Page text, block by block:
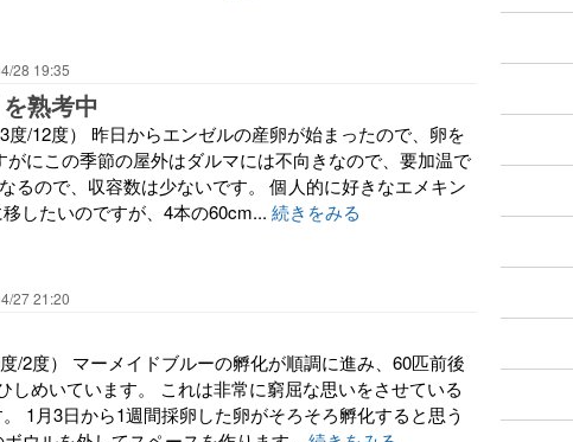
28 19:35
熟考中
度/12度） 昨日からエンゼルの産卵が始まったので、卵を
がにこの季節の屋外はダルマには不向きなので、要加温で
るので、収容数は少ないです。 個人的に好きなエメキン
したいのですが、4本の60cm... 続きをみる
27 21:20
/2度） マーメイドブルーの孵化が順調に進み、60匹前後
しめいています。 これは非常に窮屈な思いをさせている
1月3日から1週間採卵した卵がそろそろ孵化すると思う